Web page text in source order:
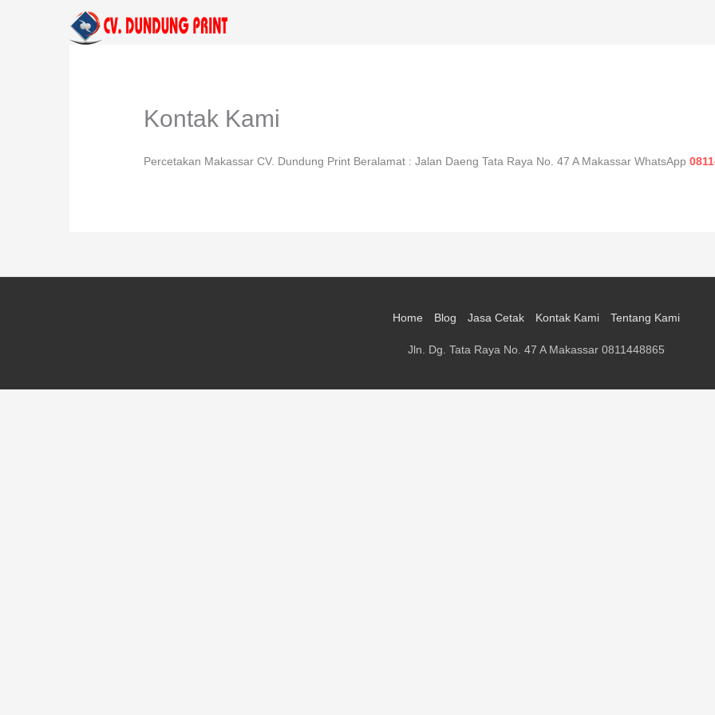
Kontak Kami
Percetakan Makassar CV. Dundung Print Beralamat : Jalan Daeng Tata Raya No. 47 A Makassar WhatsApp
Home Blog Jasa Cetak Kontak Kami Tentang Kami
Jln. Dg. Tata Raya No. 47 A Makassar 0811448865